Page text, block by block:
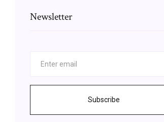
Newsletter
Subscribe